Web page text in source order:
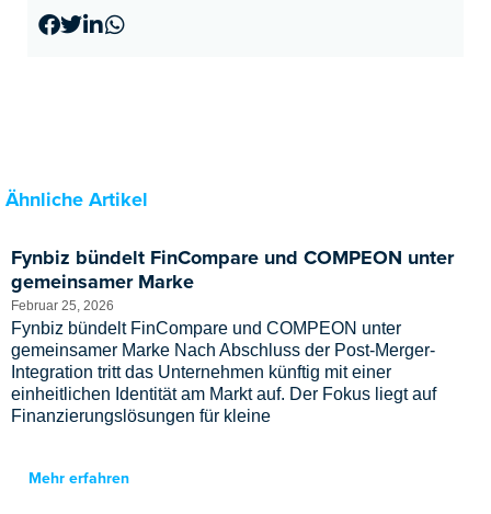
Ähnliche Artikel
Fynbiz bündelt FinCompare und COMPEON unter
gemeinsamer Marke
Februar 25, 2026
Fynbiz bündelt FinCompare und COMPEON unter
gemeinsamer Marke Nach Abschluss der Post-Merger-
Integration tritt das Unternehmen künftig mit einer
einheitlichen Identität am Markt auf. Der Fokus liegt auf
Finanzierungslösungen für kleine
Mehr erfahren